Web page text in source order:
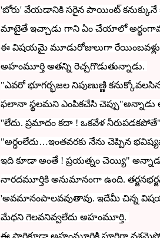
'బోరు' వేయడానికి సరైన పాయింట్
మాటైతే ఇచ్చాడు గాని ఏం చేయాలో
ఈ విషయమై మూడురోజులుగా
అహంమూర్తి అతన్ని రెచ్చగొడుతున్నాడు.
"ఎవరో భూగర్భజల నిపుణుణ్ణి
ఫలానా స్థలమని ఎంపికచేసి చెప్పు"అన్నాడు
''లేదు. ప్రమాదం కదా ! ఒకవేళ
"అర్ధంలేదు…ఇంతవరకు నేను చెప్పిన
ఇది కూడా అంతే ! ప్రయత్నం చెయ్యి"
నారదమూర్తికి అనుమానంగా ఉంది.
'అవమానంపాలవవుతావు. ఇదేమీ చిన్న
మేధని గెలవనివ్వలేదు అహంమూర్తి.
ఈ సారికూడా అహంమూర్తికి పూర్తిగా